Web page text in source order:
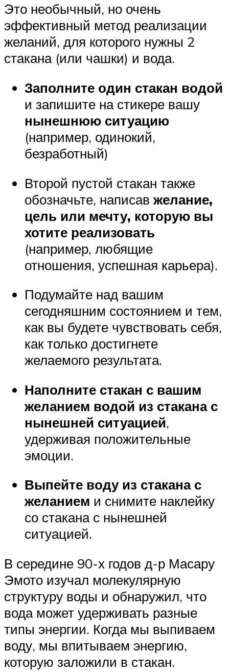
Это необычный, но очень
эффективный метод реализации
желаний, для которого нужны 2
стакана (или чашки) и вода.
Заполните один стакан водой
и запишите на стикере вашу
нынешнюю ситуацию
(например, одинокий,
безработный)
Второй пустой стакан также
обозначьте, написав желание,
цель или мечту, которую вы
хотите реализовать
(например, любящие
отношения, успешная карьера).
Подумайте над вашим
сегодняшним состоянием и тем,
как вы будете чувствовать себя,
как только достигнете
желаемого результата.
Наполните стакан с вашим
желанием водой из стакана с
нынешней ситуацией,
удерживая положительные
эмоции.
Выпейте воду из стакана с
желанием и снимите наклейку
со стакана с нынешней
ситуацией.
В середине 90-х годов д-р Масару
Эмото изучал молекулярную
структуру воды и обнаружил, что
вода может удерживать разные
типы энергии. Когда мы выпиваем
воду, мы впитываем энергию,
которую заложили в стакан.